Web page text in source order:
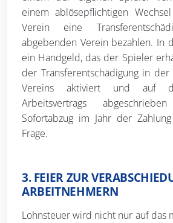
einem ablösepflichtigen
Verein eine
abgebenden Verein bezahlen. In
ein Handgeld, das der Spieler
der Transferentschädigung in
Vereins aktiviert und auf
Arbeitsvertrags
Sofortabzug im Jahr der
Frage.
3. FEIER ZUR
ARBEITNEHMERN
Lohnsteuer wird nicht nur auf das